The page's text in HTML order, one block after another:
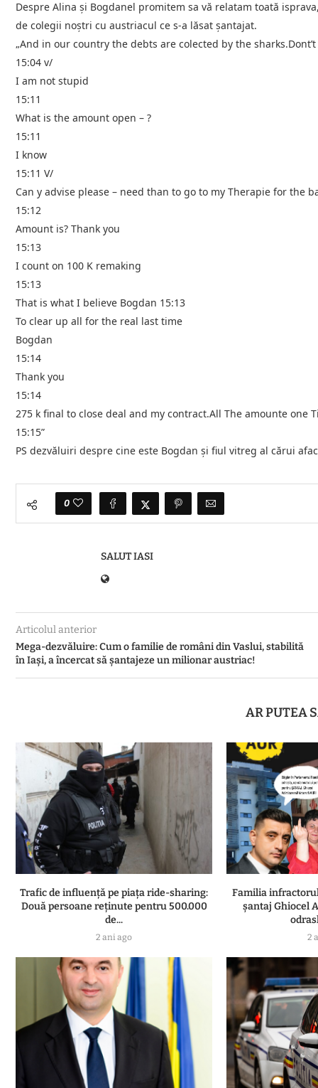
Despre Alina și Bogdanel promitem sa vă relatam toată
de colegii noștri cu austriacul ce s-a lăsat șantajat.
„And in our country the debts are colected by the
15:04 v/
I am not stupid
15:11
What is the amount open – ?
15:11
I know
15:11 V/
Can y advise please – need than to go to my Therapie for the
15:12
Amount is? Thank you
15:13
I count on 100 K remaking
15:13
That is what I believe Bogdan 15:13
To clear up all for the real last time
Bogdan
15:14
Thank you
15:14
275 k final to close deal and my contract.All The amounte one
15:15”
PS dezvăluiri despre cine este Bogdan și fiul vitreg al cărui
0
SALUT IASI
Articolul anterior
Mega-dezvăluire: Cum o familie de români din Vaslui, stabilită
în Iași, a încercat să șantajeze un milionar austriac!
AR PUTEA
Trafic de influență pe piața ride-sharing:
Două persoane reținute pentru 500.000
de...
2 ani ago
Familia
șantaj Ghiocel
2